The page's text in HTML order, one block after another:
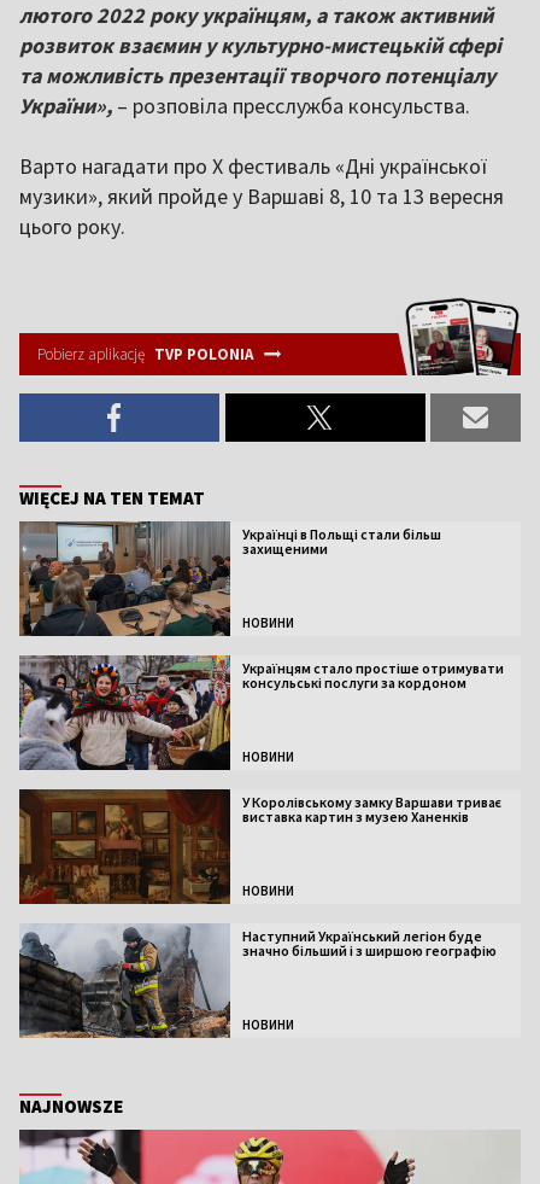
лютого 2022 року українцям, а також активний
розвиток взаємин у культурно-мистецькій сфері
та можливість презентації творчого потенціалу
України», – розповіла пресслужба консульства.
Варто нагадати про X фестиваль «Дні української
музики», який пройде у Варшаві 8, 10 та 13 вересня
цього року.
Pobierz aplikację TVP POLONIA
WIĘCEJ NA TEN TEMAT
Українці в Польщі стали більш
захищеними
НОВИНИ
Українцям стало простіше отримувати
консульські послуги за кордоном
НОВИНИ
У Королівському замку Варшави триває
виставка картин з музею Ханенків
НОВИНИ
Наступний Український легіон буде
значно більший і з ширшою географію
НОВИНИ
NAJNOWSZE